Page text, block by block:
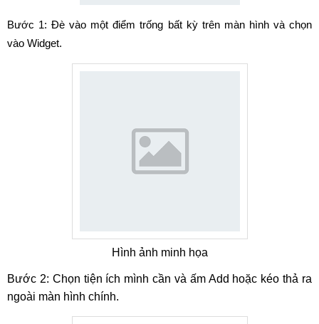
Bước 1: Đè vào một điểm trống bất kỳ trên màn hình và chọn
vào Widget.
Hình ảnh minh họa
Bước 2: Chọn tiện ích mình cần và ấm Add hoặc kéo thả ra
ngoài màn hình chính.